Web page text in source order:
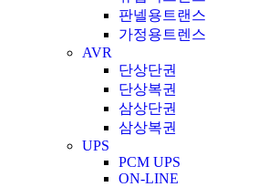
판넬용트랜스
가정용트렌스
AVR
단상단권
단상복권
삼상단권
삼상복권
UPS
PCM UPS
ON-LINE